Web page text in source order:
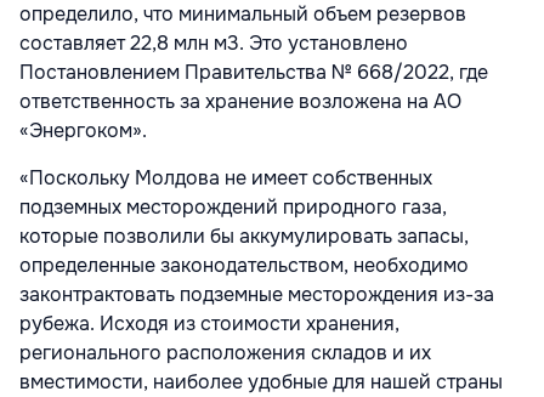
определило, что минимальный объем резервов
составляет 22,8 млн м3. Это установлено
Постановлением Правительства № 668/2022, где
ответственность за хранение возложена на АО
«Энергоком».
«Поскольку Молдова не имеет собственных
подземных месторождений природного газа,
которые позволили бы аккумулировать запасы,
определенные законодательством, необходимо
законтрактовать подземные месторождения из-за
рубежа. Исходя из стоимости хранения,
регионального расположения складов и их
вместимости, наиболее удобные для нашей страны